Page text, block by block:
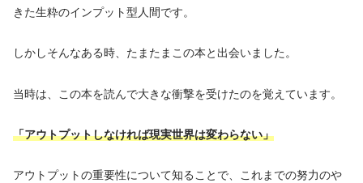
きた生粋のインプット型人間です。
しかしそんなある時、たまたまこの本と出会いました。
当時は、この本を読んで大きな衝撃を受けたのを覚えています。
「アウトプットしなければ現実世界は変わらない」
アウトプットの重要性について知ることで、これまでの努力のや